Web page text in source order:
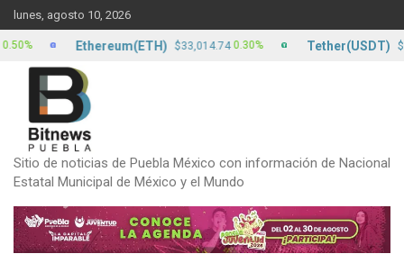
Skip
to
content
lunes, agosto 10, 2026
Sitio de noticias de Puebla México con información de Nacional
Estatal Municipal de México y el Mundo
Ethereum(ETH) $33,014.74 0.30% Tether(USDT) $17.13